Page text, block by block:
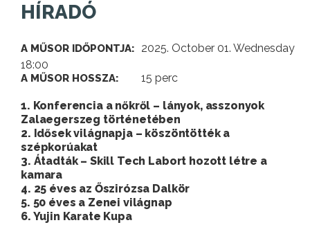
HÍRADÓ
A MŰSOR IDŐPONTJA:
2025. October 01. Wednesday
18:00
A MŰSOR HOSSZA: 15 perc
1. Konferencia a nőkről – lányok, asszonyok
Zalaegerszeg történetében
2. Idősek világnapja – köszöntötték a
szépkorúakat
3. Átadták – Skill Tech Labort hozott létre a
kamara
4. 25 éves az Őszirózsa Dalkör
5. 50 éves a Zenei világnap
6. Yujin Karate Kupa